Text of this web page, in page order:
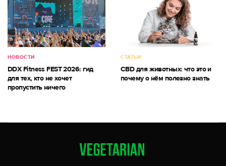
НОВОСТИ
DDX Fitness FEST 2026: гид
для тех, кто не хочет
пропустить ничего
СТАТЬИ
CBD для животных: что это и
почему о нём полезно знать